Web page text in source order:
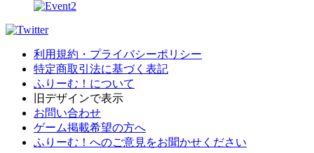
利用規約・プライバシーポリシー
特定商取引法に基づく表記
ふりーむ！について
旧デザインで表示
お問い合わせ
ゲーム掲載希望の方へ
ふりーむ！へのご意見をお聞かせください